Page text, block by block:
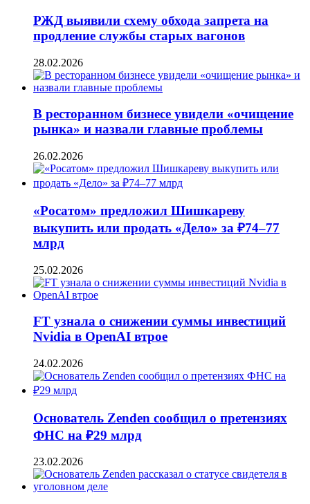
РЖД выявили схему обхода запрета на
продление службы старых вагонов
28.02.2026
В ресторанном бизнесе увидели «очищение
рынка» и назвали главные проблемы
26.02.2026
«Росатом» предложил Шишкареву
выкупить или продать «Дело» за ₽74–77
млрд
25.02.2026
FT узнала о снижении суммы инвестиций
Nvidia в OpenAI втрое
24.02.2026
Основатель Zenden сообщил о претензиях
ФНС на ₽29 млрд
23.02.2026